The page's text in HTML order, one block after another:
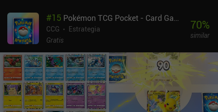
#15 Pokémon TCG Pocket - Card Game
CCG
Estrategia
Gratis
70%
similar